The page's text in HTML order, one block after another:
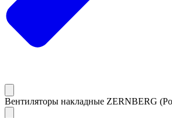
Вентиляторы накладные ZERNBERG